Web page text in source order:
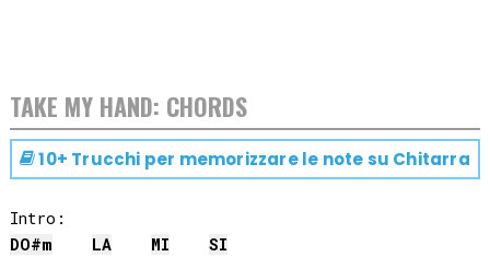
TAKE MY HAND: CHORDS
10+ Trucchi per memorizzare le note su Chitarra
DO#m LA MI SI